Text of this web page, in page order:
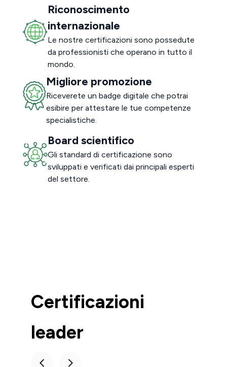
Riconoscimento
internazionale
Le nostre certificazioni sono possedute
da professionisti che operano in tutto il
mondo.
Migliore promozione
Riceverete un badge digitale che potrai
esibire per attestare le tue competenze
specialistiche.
Board scientifico
Gli standard di certificazione sono
sviluppati e verificati dai principali esperti
del settore.
Certificazioni
leader